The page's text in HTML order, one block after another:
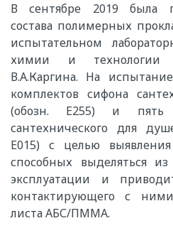
В сентябре 2019 была
состава полимерных
испытательном
химии и технологии
В.А.Каргина. На
комплектов сифона
(обозн. Е255) и пять
сантехнического для
Е015) с целью
способных выделяться
эксплуатации и
контактирующего с ними
листа АБС/ПММА.